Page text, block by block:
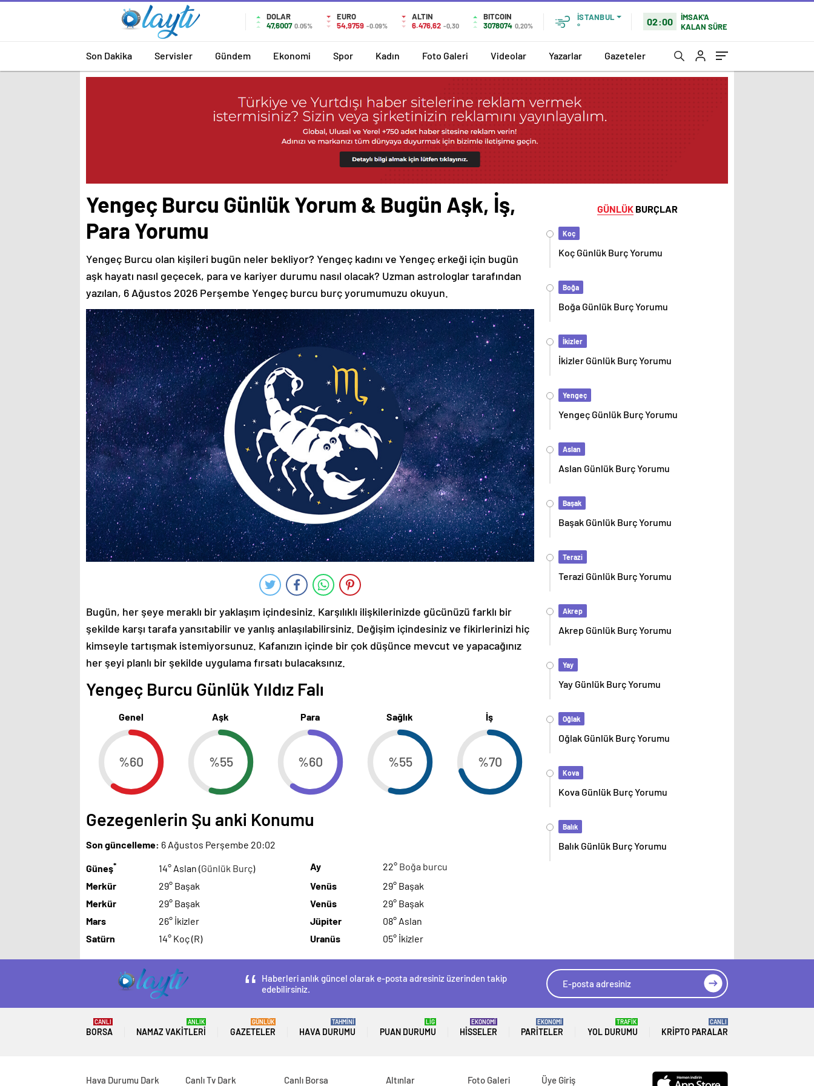
DOLAR
47,6007 0.05%
EURO
54,9759 -0.09%
ALTIN
6.476,62 -0,30
BITCOIN
3078074 0,20%
İSTANBUL
°
02:00
İMSAK'A
KALAN SÜRE
Son Dakika Servisler Gündem Ekonomi Spor Kadın Foto Galeri Videolar Yazarlar Gazeteler
Yengeç Burcu Günlük Yorum & Bugün Aşk, İş,
Para Yorumu
Yengeç Burcu olan kişileri bugün neler bekliyor? Yengeç kadını ve Yengeç erkeği için bugün
aşk hayatı nasıl geçecek, para ve kariyer durumu nasıl olacak? Uzman astrologlar tarafından
yazılan, 6 Ağustos 2026 Perşembe Yengeç burcu burç yorumumuzu okuyun.
Bugün, her şeye meraklı bir yaklaşım içindesiniz. Karşılıklı ilişkilerinizde gücünüzü farklı bir
şekilde karşı tarafa yansıtabilir ve yanlış anlaşılabilirsiniz. Değişim içindesiniz ve fikirlerinizi hiç
kimseyle tartışmak istemiyorsunuz. Kafanızın içinde bir çok düşünce mevcut ve yapacağınız
her şeyi planlı bir şekilde uygulama fırsatı bulacaksınız.
Yengeç Burcu Günlük Yıldız Falı
Genel
%60
Aşk
%55
Para
%60
Sağlık
%55
İş
%70
Gezegenlerin Şu anki Konumu
Son güncelleme: 6 Ağustos Perşembe 20:02
Güneş* 14° Aslan (Günlük Burç) Ay 22° Boğa burcu
Merkür
29° Başak Venüs
29° Başak
Merkür
29° Başak Venüs
29° Başak
Mars
26° İkizler Jüpiter
08° Aslan
Satürn
14° Koç (R) Uranüs 05° İkizler
GÜNLÜKBURÇLAR
Koç
Koç Günlük Burç Yorumu
Boğa
Boğa Günlük Burç Yorumu
İkizler
İkizler Günlük Burç Yorumu
Yengeç
Yengeç Günlük Burç Yorumu
Aslan
Aslan Günlük Burç Yorumu
Başak
Başak Günlük Burç Yorumu
Terazi
Terazi Günlük Burç Yorumu
Akrep
Akrep Günlük Burç Yorumu
Yay
Yay Günlük Burç Yorumu
Oğlak
Oğlak Günlük Burç Yorumu
Kova
Kova Günlük Burç Yorumu
Balık
Balık Günlük Burç Yorumu
Haberleri anlık güncel olarak e-posta adresiniz üzerinden takip
edebilirsiniz.
BORSA
CANLI
NAMAZ VAKITLERI
ANLIK
GAZETELER
GÜNLÜK
HAVA DURUMU
TAHMİNİ
PUAN DURUMU
LİG
HISSELER
EKONOMİ
PARITELER
EKONOMİ
YOL DURUMU
TRAFİK
KRIPTO PARALAR
CANLI
Hava Durumu Dark Canlı Tv Dark Canlı Borsa Altınlar Foto Galeri Üye Giriş